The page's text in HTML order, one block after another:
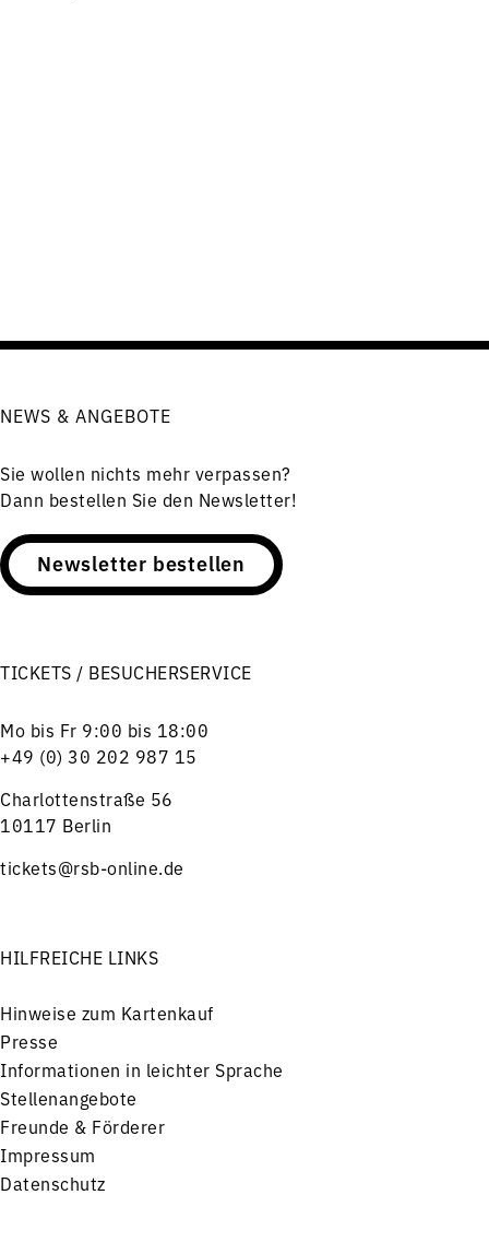
NEWS & ANGEBOTE
Sie wollen nichts mehr verpassen?
Dann bestellen Sie den Newsletter!
Newsletter bestellen
TICKETS / BESUCHERSERVICE
Mo bis Fr 9:00 bis 18:00
+49 (0) 30 202 987 15
Charlottenstraße 56
10117 Berlin
tickets@rsb-online.de
HILFREICHE LINKS
Hinweise zum Kartenkauf
Presse
Informationen in leichter Sprache
Stellenangebote
Freunde & Förderer
Impressum
Datenschutz